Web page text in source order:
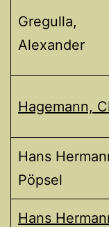
Gregulla,
Alexander
Hagemann,
Hans
Pöpsel
Hans